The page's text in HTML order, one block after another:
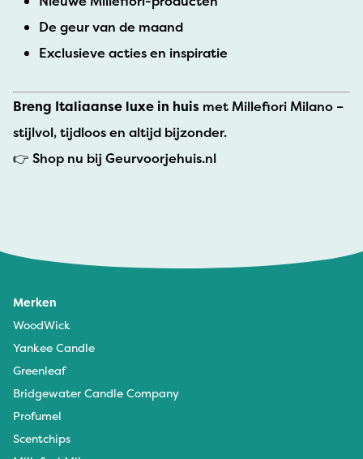
De geur van de maand
Exclusieve acties en inspiratie
Breng Italiaanse luxe in huis met Millefiori Milano –
stijlvol, tijdloos en altijd bijzonder.
👉 Shop nu bij Geurvoorjehuis.nl
Merken
WoodWick
Yankee Candle
Greenleaf
Bridgewater Candle Company
Profumel
Scentchips